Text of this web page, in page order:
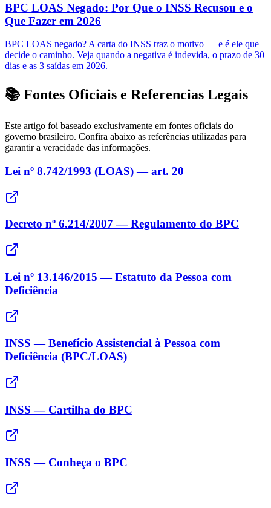
BPC LOAS Negado: Por Que o INSS Recusou e o
Que Fazer em 2026
BPC LOAS negado? A carta do INSS traz o motivo — e é ele que
decide o caminho. Veja quando a negativa é indevida, o prazo de 30
dias e as 3 saídas em 2026.
📚 Fontes Oficiais e Referencias Legais
Este artigo foi baseado exclusivamente em fontes oficiais do
governo brasileiro. Confira abaixo as referências utilizadas para
garantir a veracidade das informações.
Lei nº 8.742/1993 (LOAS) — art. 20
Decreto nº 6.214/2007 — Regulamento do BPC
Lei nº 13.146/2015 — Estatuto da Pessoa com
Deficiência
INSS — Benefício Assistencial à Pessoa com
Deficiência (BPC/LOAS)
INSS — Cartilha do BPC
INSS — Conheça o BPC